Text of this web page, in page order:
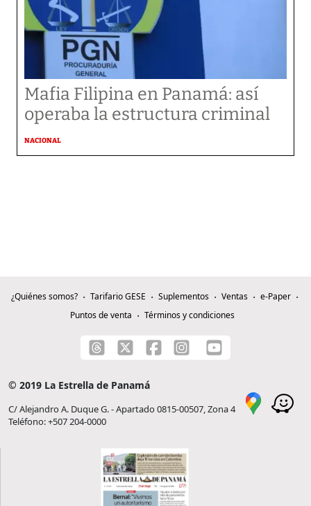
Mafia Filipina en Panamá: así
operaba la estructura criminal
NACIONAL
¿Quiénes somos? Tarifario GESE Suplementos Ventas
e-Paper
Puntos de venta
Términos y condiciones
© 2019 La Estrella de Panamá
C/ Alejandro A. Duque G. - Apartado 0815-00507, Zona 4
Teléfono: +507 204-0000